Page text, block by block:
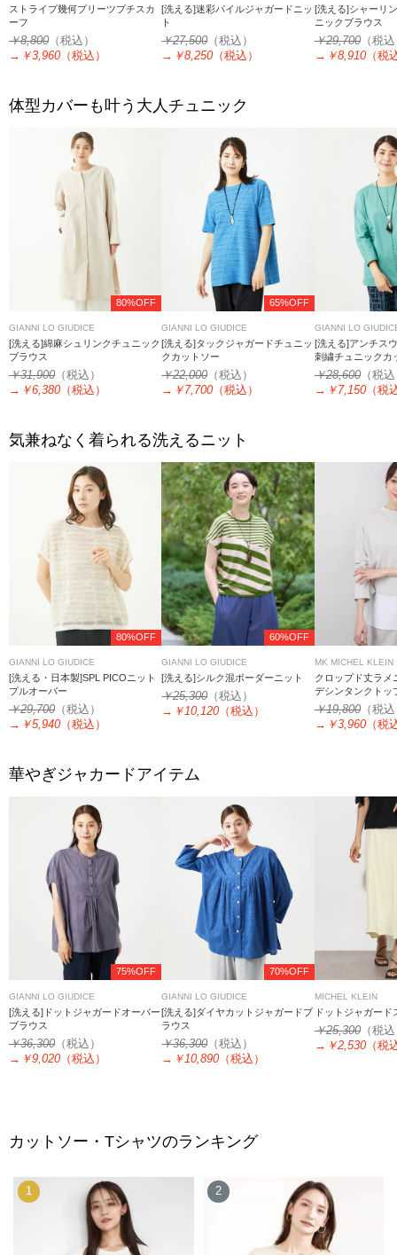
ストライプ幾何プリーツプチスカ
ーフ
￥8,800 （税込）
→ ￥3,960 （税込）
[洗える]迷彩パイルジャガードニッ
ト
￥27,500（税込）
→ ￥8,250 （税込）
[洗える]シャーリ
ニックブラウス
￥29,700（税
→ ￥8,910（税
体型カバーも叶う大人チュニック
80%OFF
GIANNI LO GIUDICE
[洗える]綿麻シュリンクチュニック
ブラウス
￥31,900 （税込）
→ ￥6,380 （税込）
65%OFF
GIANNI LO GIUDICE
[洗える]タックジャガードチュニッ
クカットソー
￥22,000（税込）
→ ￥7,700 （税込）
GIANNI LO
[洗える]アンチス
刺繍チュニックカ
￥28,600（税
→ ￥7,150（税
気兼ねなく着られる洗えるニット
80%OFF
GIANNI LO GIUDICE
[洗える・日本製]SPL PICOニット
プルオーバー
￥29,700 （税込）
→ ￥5,940 （税込）
60%OFF
GIANNI LO GIUDICE
[洗える]シルク混ボーダーニット
￥25,300（税込）
→ ￥10,120 （税込）
MK MICHEL KLEIN
クロップド丈ラメ
デシンタンクトッ
洗える
￥19,800（税
→ ￥3,960（税
華やぎジャカードアイテム
75%OFF
GIANNI LO GIUDICE
[洗える]ドットジャガードオーバー
ブラウス
￥36,300 （税込）
→ ￥9,020 （税込）
70%OFF
GIANNI LO GIUDICE
[洗える]ダイヤカットジャガードブ
ラウス
￥36,300（税込）
→ ￥10,890 （税込）
MICHEL KLEIN
ドットジャガード
￥25,300（税
→ ￥2,530（税
カットソー・Tシャツのランキング
1 2